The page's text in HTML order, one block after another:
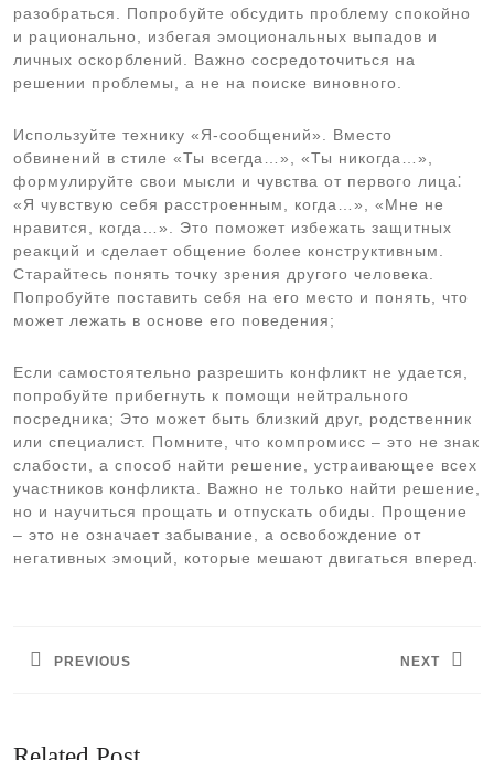
разобраться. Попробуйте обсудить проблему спокойно
и рационально, избегая эмоциональных выпадов и
личных оскорблений. Важно сосредоточиться на
решении проблемы, а не на поиске виновного.
Используйте технику «Я-сообщений». Вместо
обвинений в стиле «Ты всегда…», «Ты никогда…»,
формулируйте свои мысли и чувства от первого лица⁚
«Я чувствую себя расстроенным, когда…», «Мне не
нравится, когда…». Это поможет избежать защитных
реакций и сделает общение более конструктивным.
Старайтесь понять точку зрения другого человека.
Попробуйте поставить себя на его место и понять, что
может лежать в основе его поведения;
Если самостоятельно разрешить конфликт не удается,
попробуйте прибегнуть к помощи нейтрального
посредника; Это может быть близкий друг, родственник
или специалист. Помните, что компромисс – это не знак
слабости, а способ найти решение, устраивающее всех
участников конфликта. Важно не только найти решение,
но и научиться прощать и отпускать обиды. Прощение
– это не означает забывание, а освобождение от
негативных эмоций, которые мешают двигаться вперед.
записям
PREVIOUS NEXT